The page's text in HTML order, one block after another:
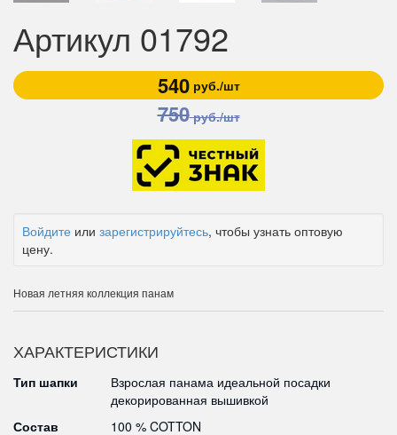
Артикул 01792
540руб./шт
750руб./шт
Войдите или зарегистрируйтесь, чтобы узнать оптовую
цену.
Новая летняя коллекция панам
ХАРАКТЕРИСТИКИ
Тип шапки
Взрослая панама идеальной посадки
декорированная вышивкой
Состав
100 % COTTON